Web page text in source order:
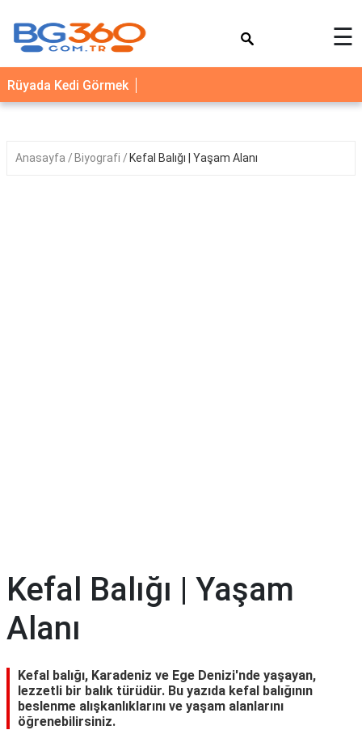
YEMEK
TARİFLERİ
☰
Rüyada Kedi Görmek
Anasayfa Biyografi Kefal Balığı | Yaşam Alanı
Kefal Balığı | Yaşam
Alanı
Kefal balığı, Karadeniz ve Ege Denizi'nde yaşayan,
lezzetli bir balık türüdür. Bu yazıda kefal balığının
beslenme alışkanlıklarını ve yaşam alanlarını
öğrenebilirsiniz.